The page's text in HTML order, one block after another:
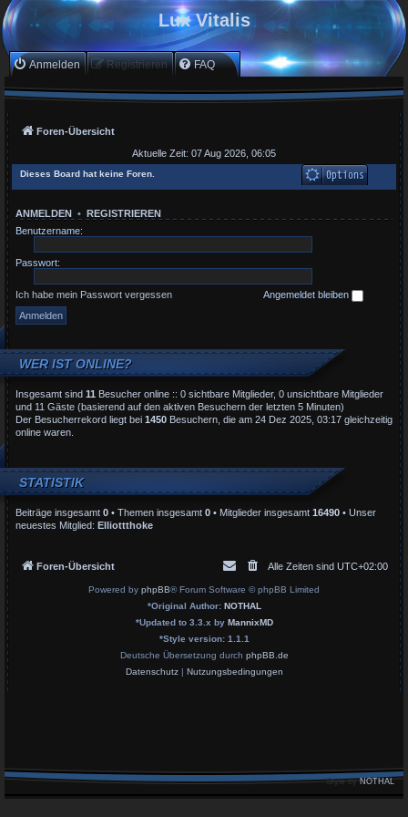
Lux Vitalis
Anmelden Registrieren FAQ
Foren-Übersicht
Aktuelle Zeit: 07 Aug 2026, 06:05
Dieses Board hat keine Foren.
ANMELDEN • REGISTRIEREN
Benutzername:
Passwort:
Ich habe mein Passwort vergessen Angemeldet bleiben
WER IST ONLINE?
Insgesamt sind 11 Besucher online :: 0 sichtbare Mitglieder, 0 unsichtbare Mitglieder
und 11 Gäste (basierend auf den aktiven Besuchern der letzten 5 Minuten)
Der Besucherrekord liegt bei 1450 Besuchern, die am 24 Dez 2025, 03:17 gleichzeitig
online waren.
STATISTIK
Beiträge insgesamt 0 • Themen insgesamt 0 • Mitglieder insgesamt 16490 • Unser
neuestes Mitglied: Elliottthoke
Foren-Übersicht Alle Zeiten sind UTC+02:00
Powered by phpBB® Forum Software © phpBB Limited
*Original Author: NOTHAL
*Updated to 3.3.x by MannixMD
*Style version: 1.1.1
Deutsche Übersetzung durch phpBB.de
Datenschutz| Nutzungsbedingungen
Style byNOTHAL